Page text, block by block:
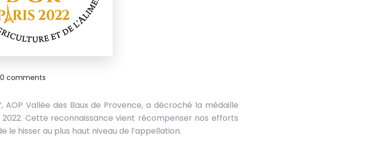
0 comments
AOP Vallée des Baux de Provence, a décroché la médaille
2022. Cette reconnaissance vient récompenser nos efforts
hisser au plus haut niveau de l’appellation.